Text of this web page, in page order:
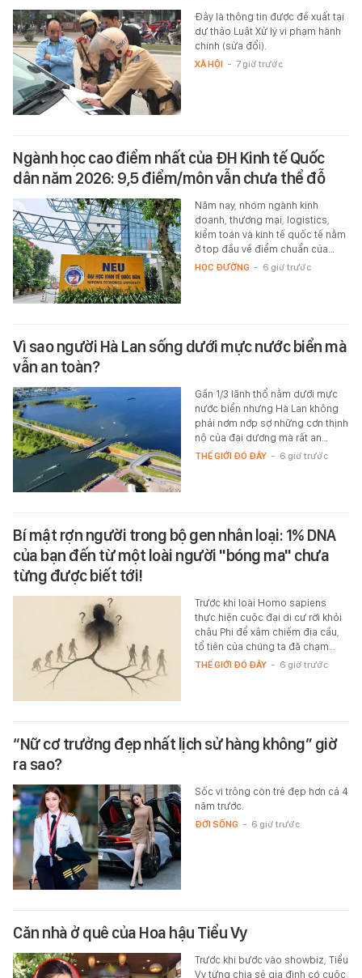
Đây là thông tin được đề xuất tại
dự thảo Luật Xử lý vi phạm hành
chính (sửa đổi).
XÃ HỘI - 7 giờ trước
Ngành học cao điểm nhất của ĐH Kinh tế Quốc
dân năm 2026: 9,5 điểm/môn vẫn chưa thể đỗ
Năm nay, nhóm ngành kinh
doanh, thương mại, logistics,
kiểm toán và kinh tế quốc tế nằm
ở top đầu về điểm chuẩn của…
HỌC ĐƯỜNG - 6 giờ trước
Vì sao người Hà Lan sống dưới mực nước biển mà
vẫn an toàn?
Gần 1/3 lãnh thổ nằm dưới mực
nước biển nhưng Hà Lan không
phải nơm nớp sợ những cơn thịnh
nộ của đại dương mà rất an…
THẾ GIỚI ĐÓ ĐÂY - 6 giờ trước
Bí mật rợn người trong bộ gen nhân loại: 1% DNA
của bạn đến từ một loài người "bóng ma" chưa
từng được biết tới!
Trước khi loài Homo sapiens
thực hiện cuộc đại di cư rời khỏi
châu Phi để xâm chiếm địa cầu,
tổ tiên của chúng ta đã chạm…
THẾ GIỚI ĐÓ ĐÂY - 6 giờ trước
“Nữ cơ trưởng đẹp nhất lịch sử hàng không” giờ
ra sao?
Sốc vì trông còn trẻ đẹp hơn cả 4
năm trước.
ĐỜI SỐNG - 6 giờ trước
Căn nhà ở quê của Hoa hậu Tiểu Vy
Trước khi bước vào showbiz, Tiểu
Vy từng chia sẻ gia đình có cuộc